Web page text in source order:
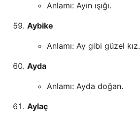
Anlamı: Ayın ışığı.
Aybike
Anlamı: Ay gibi güzel kız.
Ayda
Anlamı: Ayda doğan.
Aylaç